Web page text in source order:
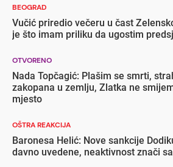
BEOGRAD
Vučić priredio večeru u čast
je što imam priliku da ugostim
OTVORENO
Nada Topčagić: Plašim se smrti,
zakopana u zemlju, Zlatka ne
mjesto
OŠTRA REAKCIJA
Baronesa Helić: Nove sankcije
davno uvedene, neaktivnost znači